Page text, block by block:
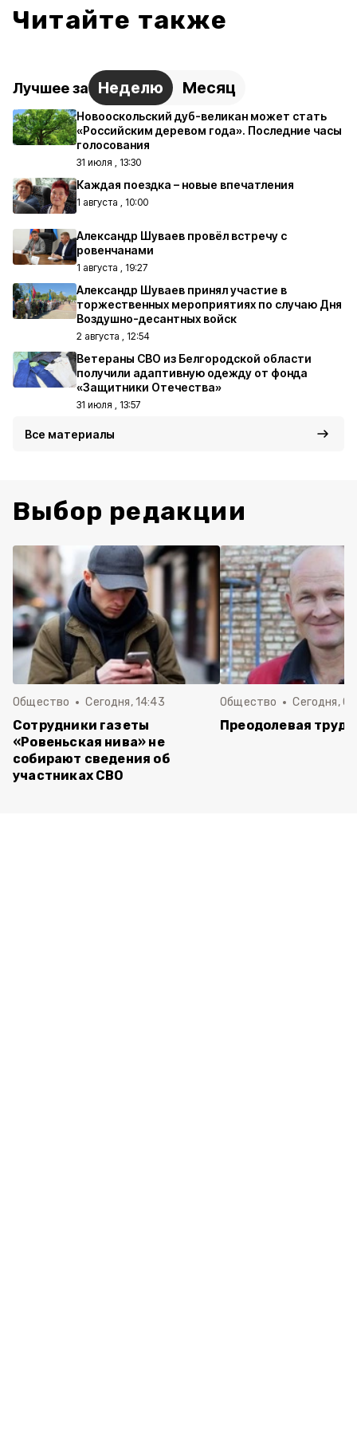
Читайте также
Лучшее за Неделю Месяц
Новооскольский дуб-великан может стать
«Российским деревом года». Последние часы
голосования
31 июля , 13:30
Каждая поездка – новые впечатления
1 августа , 10:00
Александр Шуваев провёл встречу с
ровенчанами
1 августа , 19:27
Александр Шуваев принял участие в
торжественных мероприятиях по случаю Дня
Воздушно-десантных войск
2 августа , 12:54
Ветераны СВО из Белгородской области
получили адаптивную одежду от фонда
«Защитники Отечества»
31 июля , 13:57
Все материалы
Выбор редакции
Общество Сегодня, 14:43
Сотрудники газеты
«Ровеньская нива» не
собирают сведения об
участниках СВО
Общество Сегодня,
Преодолевая